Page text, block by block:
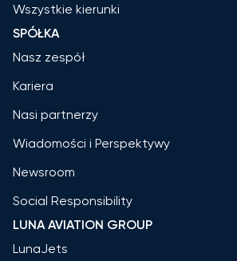
Wszystkie kierunki
SPÓŁKA
Nasz zespół
Kariera
Nasi partnerzy
Wiadomości i Perspektywy
Newsroom
Social Responsibility
LUNA AVIATION GROUP
LunaJets